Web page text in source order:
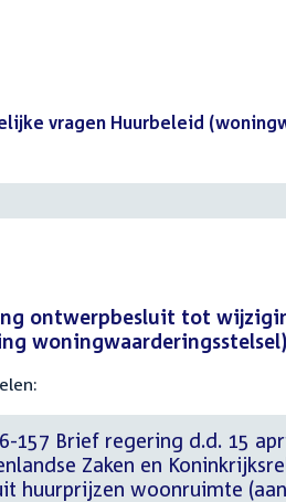
vragen Huurbeleid
ontwerpbesluit tot
woningwaarderingsstelsel)
157 Brief regering d.d. 15
Zaken en
huurprijzen woonruimte